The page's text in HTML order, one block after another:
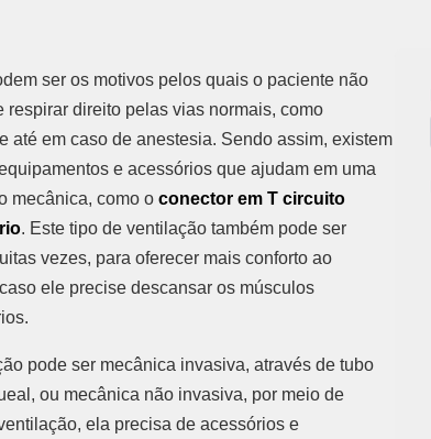
ser os motivos pelos quais o paciente não
respirar direito pelas vias normais, como
até em caso de anestesia. Sendo assim, existem
e acessórios que ajudam em uma
mecânica, como o conector em T circuito
. Este tipo de ventilação também pode ser
vezes, para oferecer mais conforto ao
ele precise descansar os músculos
pode ser mecânica invasiva, através de tubo
ou mecânica não invasiva, por meio de
ela precisa de acessórios e